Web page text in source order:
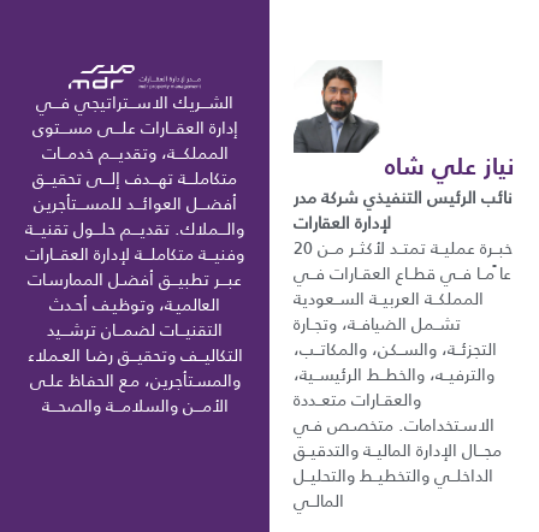
نياز علي شاه
نائب الرئيس التنفيذي شركة مدر
لإدارة العقارات
خبــرة عمليــة تمتــد لأكثــر مــن 20
عا ًمــا فــي قطــاع العقــارات فــي
المملكــة العربيــة الســعودية
تشــمل الضيافــة، وتجــارة
التجزئــة، والســكن، والمكاتــب،
والترفيــه، والخطــط الرئيســية،
والعقــارات متعــددة
الاسـتخدامات. متخصـص فـي
مجـــال الإدارة الماليــة والتدقيــق
الداخلــي والتخطيــط والتحليــل
المالــي
الشـــريك الاســـتراتيجي فـــي
إدارة العقـــارات علـــى مســـتوى
المملكـــة، وتقديـــم خدمـــات
متكاملـــة تهـــدف إلـــى تحقيـــق
أفضـــل العوائـــد للمســـتأجرين
والـــملاك. تقديـــم حلـــول تقنيـــة
وفنيـــة متكاملـــة لإدارة العقـــارات
عبـــر تطبيـــق أفضـل الممارسـات
العالميـة، وتوظيـف أحـدث
التقنيـــات لضمـــان ترشـــيد
التكاليـــف وتحقيـــق رضـا العـملاء
والمسـتأجرين، مـع الحفـاظ علـى
الأمـــن والسلامـــة والصحـــة